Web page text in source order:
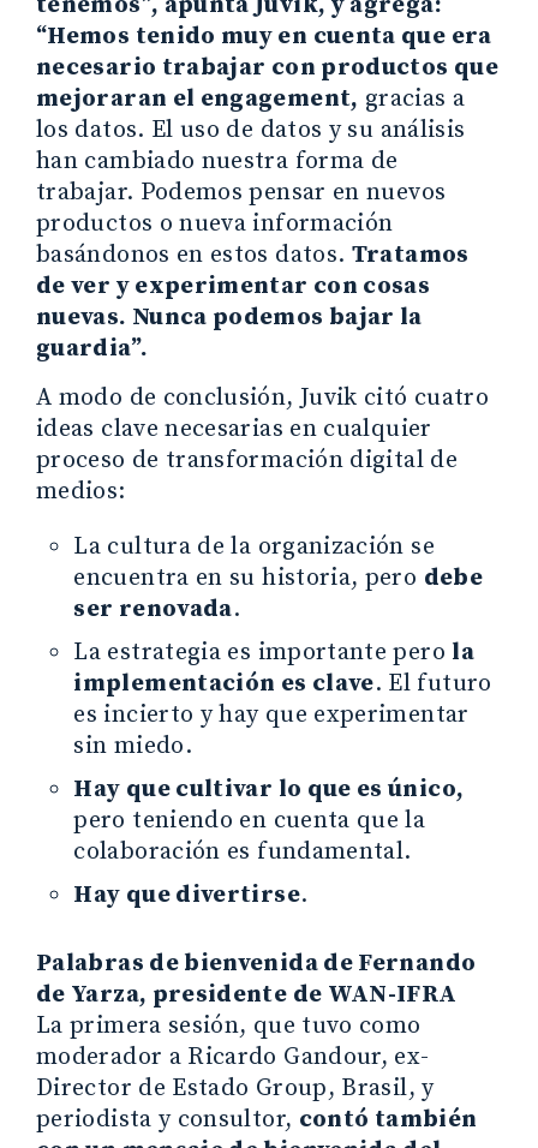
“Hemos tenido muy en cuenta que era
necesario trabajar con productos que
mejoraran el engagement, gracias a
los datos. El uso de datos y su análisis
han cambiado nuestra forma de
trabajar. Podemos pensar en nuevos
productos o nueva información
basándonos en estos datos. Tratamos
de ver y experimentar con cosas
nuevas. Nunca podemos bajar la
guardia”.
A modo de conclusión, Juvik citó cuatro
ideas clave necesarias en cualquier
proceso de transformación digital de
medios:
La cultura de la organización se
encuentra en su historia, pero debe
ser renovada.
La estrategia es importante pero la
implementación es clave. El futuro
es incierto y hay que experimentar
sin miedo.
Hay que cultivar lo que es único,
pero teniendo en cuenta que la
colaboración es fundamental.
Hay que divertirse.
Palabras de bienvenida de Fernando
de Yarza, presidente de WAN-IFRA
La primera sesión, que tuvo como
moderador a Ricardo Gandour, ex-
Director de Estado Group, Brasil, y
periodista y consultor, contó también